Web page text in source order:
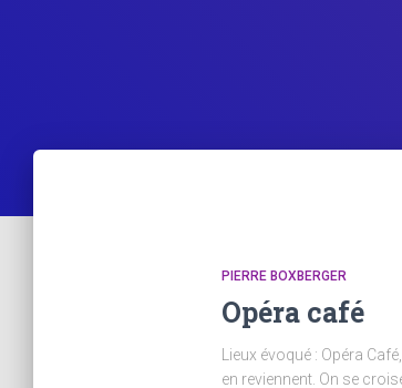
PIERRE BOXBERGER
Opéra café
Lieux évoqué : Opéra
en reviennent. On se